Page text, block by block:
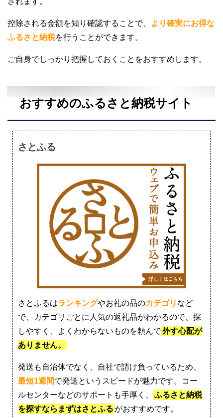
控除される金額を知り確認することで、
より確実にお得な
ふるさと納税を行うことができます。
ご自身でしっかり把握しておくことをおすすめします。
おすすめのふるさと納税サイト
さとふる
さとふるはランキングやお礼の品のカテゴリ など
で、カテゴリごとに人気の返礼品がわかるので、探
しやすく、よくわからないものを頼んで外す心配が
ありません。
発送も自治体でなく、自社で請け負っているため、
最短1週間で発送というスピードが魅力です。コー
ルセンターなどのサポートも手厚く、
ふるさと納税
を探すならまずはさとふる がおすすめです。